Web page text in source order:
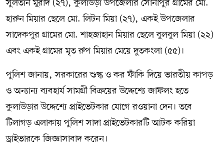
সুলতান মুরাদ (২৭), কুলাউড়া উপজেলার সোনাপুর গ্রামের মো.
হারুন মিয়ার ছেলে মো. লিটন মিয়া (২৭), একই উপজেলার
সাদেকপুর গ্রামের মো. শাহজাহান মিয়ার ছেলে বুলবুল মিয়া (২২)
এবং একই গ্রামের মৃত রুপ মিয়ার মেয়ে দুতকংলা (৫৫)।
পুলিশ জানায়, সরকারের শুল্ক ও কর ফাঁকি দিয়ে ভারতীয় কাপড়
ও অন্যান্য ব্যবহার্য সামগ্রী বিক্রয়ের উদ্দেশ্যে জাফলং হতে
কুলাউড়ার উদ্দেশ্যে প্রাইভেটকার যোগে রওয়ানা দেন। তবে
টিলাগড় এলাকায় পুলিশ সাদা প্রাইভেটকারটি আটক করিয়া
ড্রাইভারকে জিজ্ঞাসাবাদ করেন।